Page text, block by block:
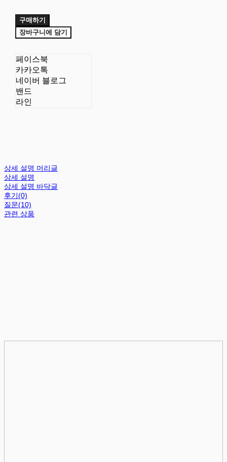
구매하기
장바구니에 담기
페이스북
카카오톡
네이버 블로그
밴드
라인
상세 설명 머리글
상세 설명
상세 설명 바닥글
후기(0)
질문(10)
관련 상품